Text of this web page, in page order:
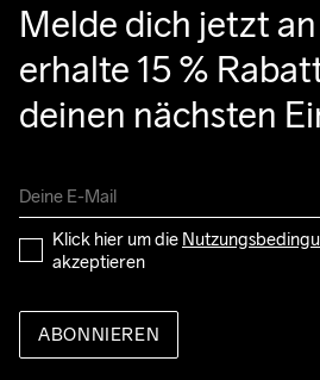
Melde dich jetzt
erhalte 15 %
deinen nächsten
Klick hier um die
akzeptieren
ABONNIEREN